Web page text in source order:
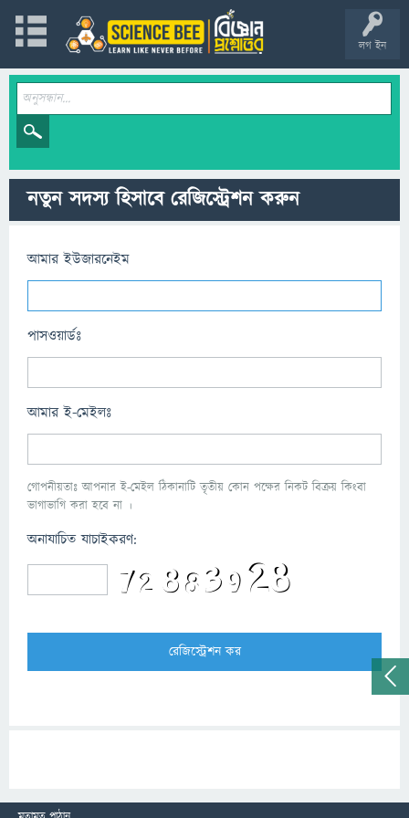
লগ ইন
নতুন সদস্য হিসাবে রেজিস্ট্রেশন করুন
আমার ইউজারনেইম
পাসওয়ার্ডঃ
আমার ই-মেইলঃ
গোপনীয়তাঃ আপনার ই-মেইল ঠিকানাটি তৃতীয় কোন পক্ষের নিকট বিক্রয় কিংবা
ভাগাভাগি করা হবে না ।
অনাযাচিত যাচাইকরণ: